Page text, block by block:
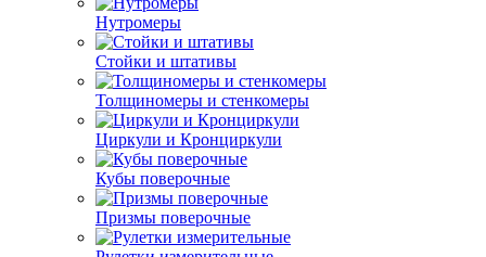
Нутромеры
Стойки и штативы
Толщиномеры и стенкомеры
Циркули и Кронциркули
Кубы поверочные
Призмы поверочные